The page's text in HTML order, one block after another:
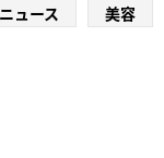
ュース 美容